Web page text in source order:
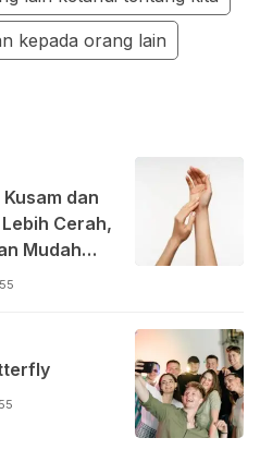
kepada orang lain
dan
Cerah,
Mudah